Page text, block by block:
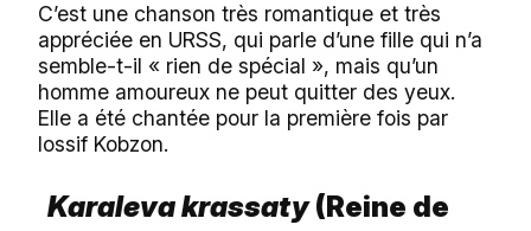
C’est une chanson très romantique et très
appréciée en URSS, qui parle d’une fille qui n’a
semble-t-il « rien de spécial », mais qu’un
homme amoureux ne peut quitter des yeux.
Elle a été chantée pour la première fois par
Iossif Kobzon.
Karaleva krassaty(Reine de